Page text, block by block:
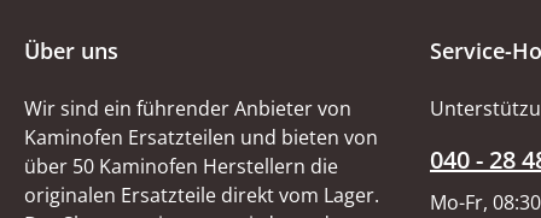
Über uns
Wir sind ein führender Anbieter von
Kaminofen Ersatzteilen und bieten von
über 50 Kaminofen Herstellern die
originalen Ersatzteile direkt vom Lager.
Service-
040 - 28
Mo-Fr,